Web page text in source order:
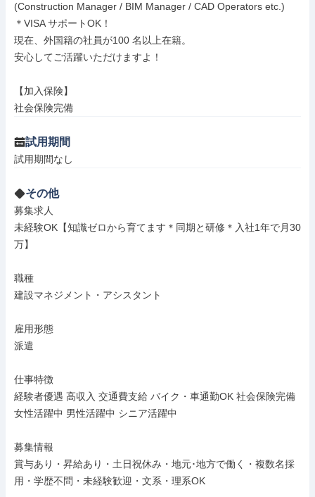
(Construction Manager / BIM Manager / CAD Operators etc.)
＊VISA サポートOK！
現在、外国籍の社員が100 名以上在籍。
安心してご活躍いただけますよ！
【加入保険】
社会保険完備
試用期間
試用期間なし
その他
募集求人
未経験OK【知識ゼロから育てます＊同期と研修＊入社1年で月30
万】
職種
建設マネジメント・アシスタント
雇用形態
派遣
仕事特徴
経験者優遇 高収入 交通費支給 バイク・車通勤OK 社会保険完備
女性活躍中 男性活躍中 シニア活躍中
募集情報
賞与あり・昇給あり・土日祝休み・地元･地方で働く・複数名採
用・学歴不問・未経験歓迎・文系・理系OK